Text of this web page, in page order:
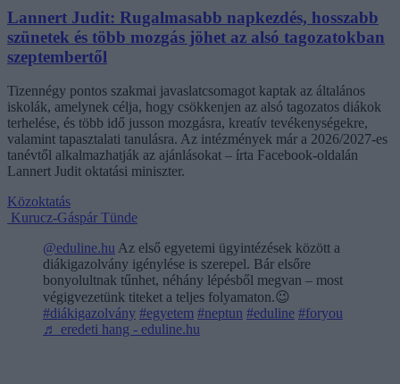
Lannert Judit: Rugalmasabb napkezdés, hosszabb
szünetek és több mozgás jöhet az alsó tagozatokban
szeptembertől
Tizennégy pontos szakmai javaslatcsomagot kaptak az általános
iskolák, amelynek célja, hogy csökkenjen az alsó tagozatos diákok
terhelése, és több idő jusson mozgásra, kreatív tevékenységekre,
valamint tapasztalati tanulásra. Az intézmények már a 2026/2027-es
tanévtől alkalmazhatják az ajánlásokat – írta Facebook-oldalán
Lannert Judit oktatási miniszter.
Közoktatás
Kurucz-Gáspár Tünde
@eduline.hu Az első egyetemi ügyintézések között a
diákigazolvány igénylése is szerepel. Bár elsőre
bonyolultnak tűnhet, néhány lépésből megvan – most
végigvezetünk titeket a teljes folyamaton.😉
#diákigazolvány #egyetem #neptun #eduline #foryou
♬ eredeti hang - eduline.hu